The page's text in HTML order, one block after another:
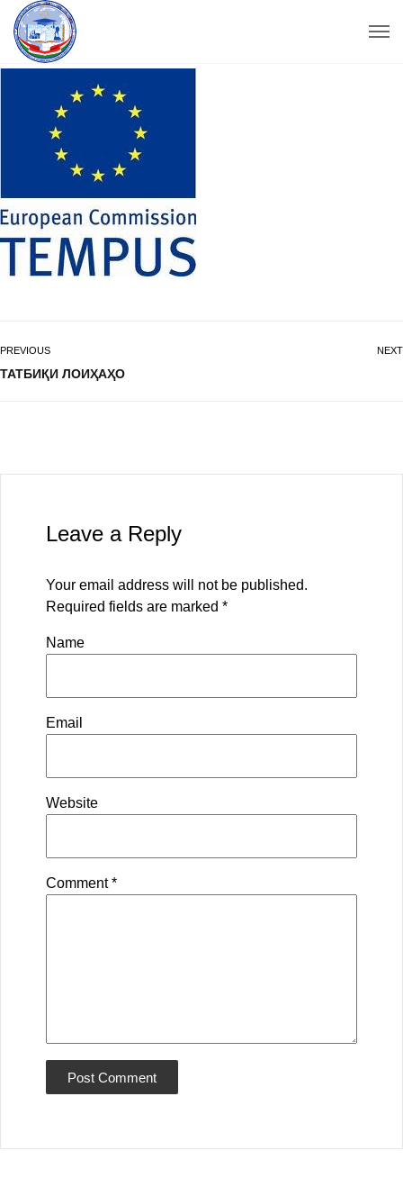
PREVIOUS
ТАТБИҚИ ЛОИҲАҲО
NEXT
Leave a Reply
Your email address will not be published.
Required fields are marked *
Name
Email
Website
Comment*